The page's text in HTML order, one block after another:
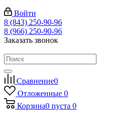
Войти
8 (843) 250-90-96
8 (966) 250-90-96
Заказать звонок
Сравнение0
Отложенные 0
Корзина0 пуста 0